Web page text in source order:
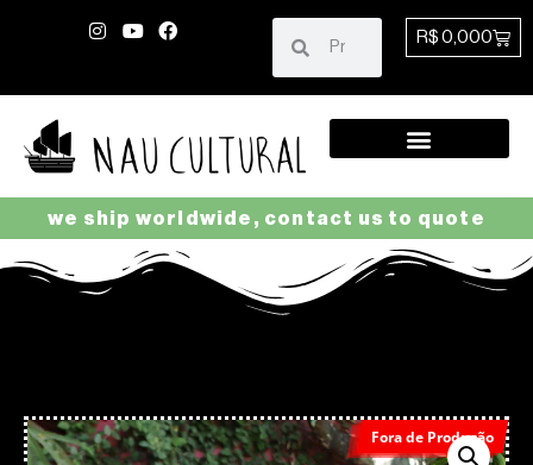
R$ 0,000
we ship worldwide, contact us to quote
Fora de Produção